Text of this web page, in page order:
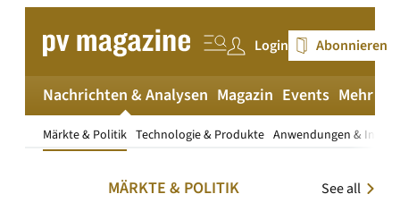
springen
Login Abonnieren
Nachrichten & Analysen
Märkte & Politik Technologie & Produkte Anwendungen &
Magazin Events Mehr
MÄRKTE & POLITIK See all